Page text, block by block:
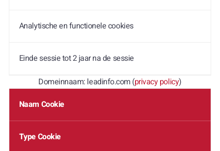
Analytische en functionele cookies
Einde sessie tot 2 jaar na de sessie
Domeinnaam: leadinfo.com (privacy policy)
Naam Cookie
Type Cookie